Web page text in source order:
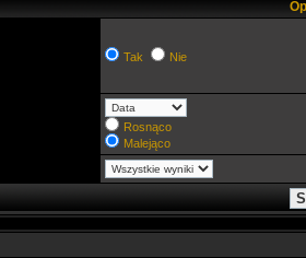
Tak Nie
Rosnąco
Malejąco